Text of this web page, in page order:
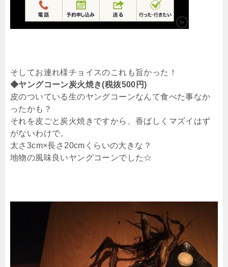
そしてお連れ様チョイスのこれも旨かった！
◆ヤングコーン炭火焼き(税抜500円)
皮のついている生のヤングコーンなんて食べた事なか
ったかも？
それを皮ごと炭火焼きですから、香ばしくマズイはず
がないわけで。
太さ3cm×長さ20cmくらいの大きな？
地物の風味良いヤングコーンでした☆